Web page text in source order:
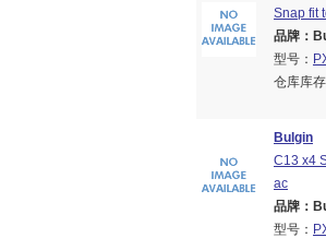
Snap fit
品牌：
型号：
仓库库存
Bulgin
C13 x4
ac
品牌：
型号：